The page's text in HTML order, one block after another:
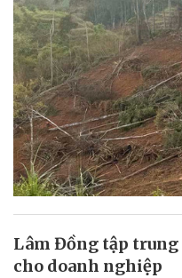
Lâm Đồng tập trung
cho doanh nghiệp